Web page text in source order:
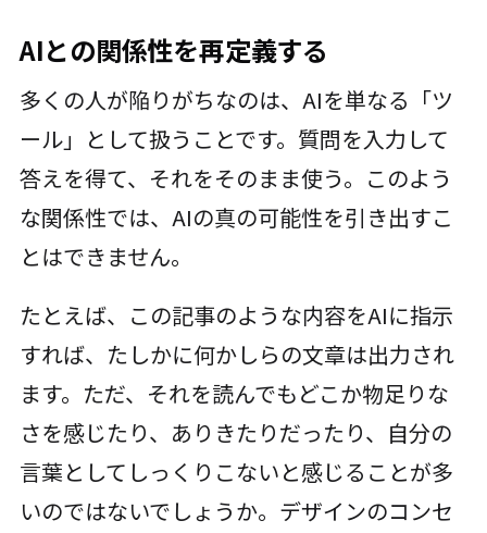
AIとの関係性を再定義する
多くの人が陥りがちなのは、AIを単なる「ツ
ール」として扱うことです。質問を入力して
答えを得て、それをそのまま使う。このよう
な関係性では、AIの真の可能性を引き出すこ
とはできません。
たとえば、この記事のような内容をAIに指示
すれば、たしかに何かしらの文章は出力され
ます。ただ、それを読んでもどこか物足りな
さを感じたり、ありきたりだったり、自分の
言葉としてしっくりこないと感じることが多
いのではないでしょうか。デザインのコンセ